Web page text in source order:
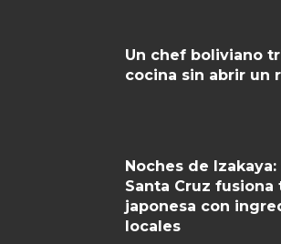
Un chef boliviano
cocina sin abrir un
Noches de
Santa Cruz fusiona
japonesa con
locales